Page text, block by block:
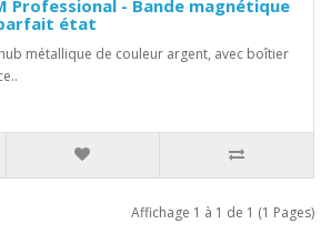
Professional - Bande magnétique
état
métallique de couleur argent, avec boîtier
Affichage 1 à 1 de 1 (1 Pages)